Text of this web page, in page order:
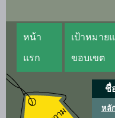
หน้า
แรก
เป้าหมาย
ขอบเขต
ชื่
หลั